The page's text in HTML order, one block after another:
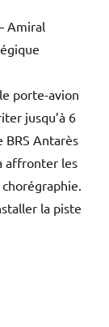
Amiral
porte-avion
jusqu’à 6
Antarès
affronter les
la piste